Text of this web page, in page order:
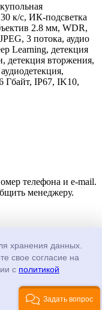
к/с, ИК-подсветка
2.8 мм, WDR,
3 потока, аудио
Learning, детекция
детекция вторжения,
Гбайт, IP67, IK10,
телефона и e-mail.
менеджеру.
хранения данных.
свое согласие на
с политикой
Задать вопрос